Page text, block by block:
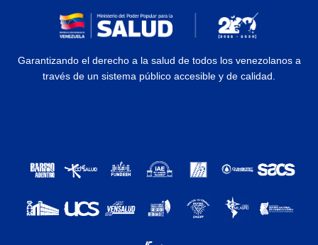
Garantizando el derecho a la salud de todos los venezolanos a
través de un sistema público accesible y de calidad.